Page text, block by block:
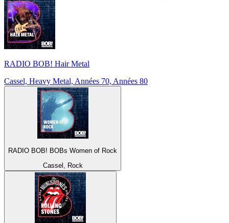
RADIO BOB! Hair Metal
Cassel, Heavy Metal, Années 70, Années 80
RADIO BOB! BOBs Women of Rock
Cassel, Rock